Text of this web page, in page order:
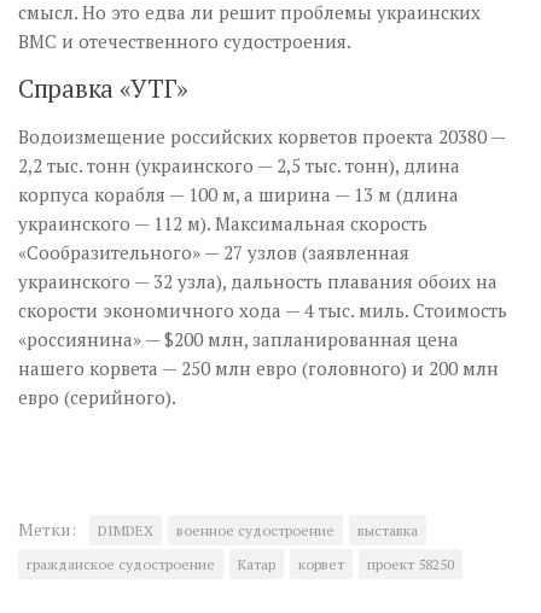
смысл. Но это едва ли решит проблемы украинских
ВМС и отечественного судостроения.
Справка «УТГ»
Водоизмещение российских корветов проекта 20380 —
2,2 тыс. тонн (украинского — 2,5 тыс. тонн), длина
корпуса корабля — 100 м, а ширина — 13 м (длина
украинского — 112 м). Максимальная скорость
«Сообразительного» — 27 узлов (заявленная
украинского — 32 узла), дальность плавания обоих на
скорости экономичного хода — 4 тыс. миль. Стоимость
«россиянина» — $200 млн, запланированная цена
нашего корвета — 250 млн евро (головного) и 200 млн
евро (серийного).
Метки: DIMDEX военное судостроение
выставка
гражданское судостроение
Катар корвет проект 58250